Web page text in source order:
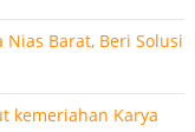
Barat, Beri Solusi
kemeriahan Karya